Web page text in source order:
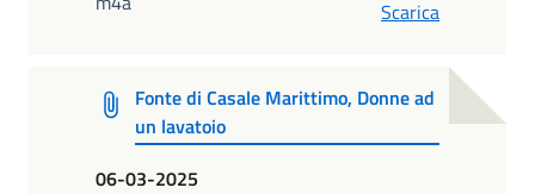
Scarica
Fonte di Casale Marittimo, Donne ad
un lavatoio
06-03-2025